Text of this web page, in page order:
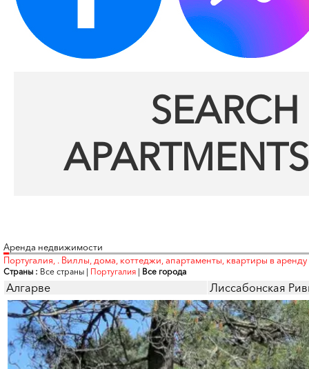
Аренда недвижимости
Португалия, . Виллы, дома, коттеджи, апартаменты, квартиры в аренду
Страны : Все страны | Португалия | Все города
Алгарве Лиссабонская